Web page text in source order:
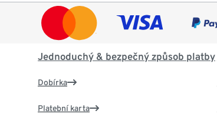
Jednoduchý & bezpečný způsob platby
Dobírka
Platební karta